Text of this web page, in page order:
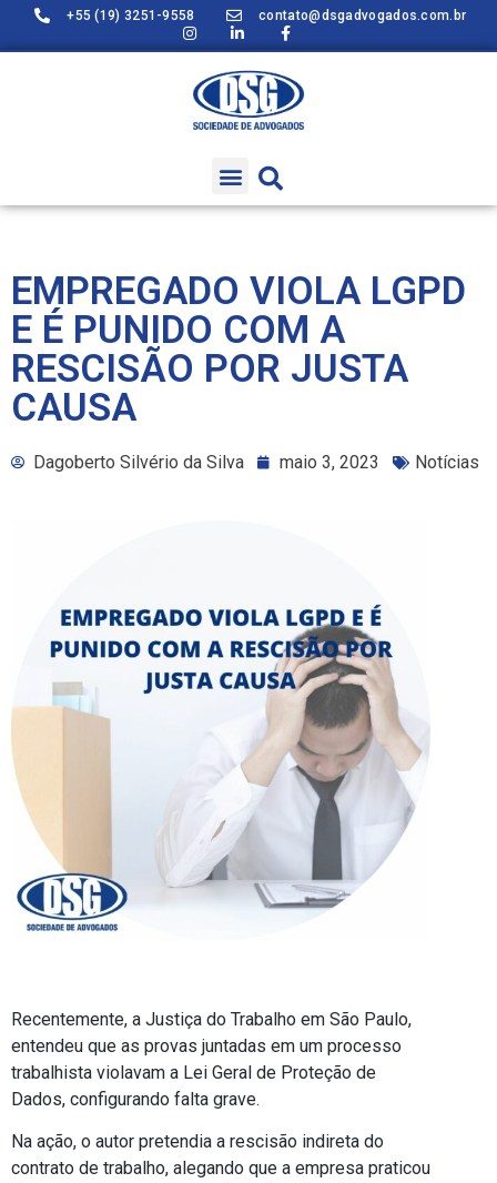
+55 (19) 3251-9558 contato@dsgadvogados.com.br
EMPREGADO VIOLA LGPD
E É PUNIDO COM A
RESCISÃO POR JUSTA
CAUSA
Dagoberto Silvério da Silva maio 3, 2023 Notícias
Recentemente, a Justiça do Trabalho em São Paulo,
entendeu que as provas juntadas em um processo
trabalhista violavam a Lei Geral de Proteção de
Dados, configurando falta grave.
Na ação, o autor pretendia a rescisão indireta do
contrato de trabalho, alegando que a empresa praticou